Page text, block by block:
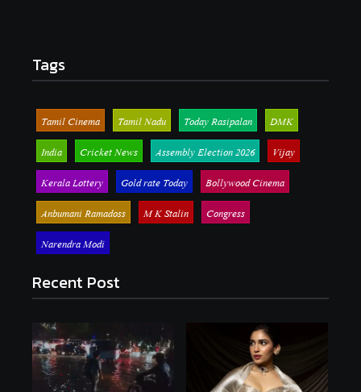
Tags
Tamil Cinema Tamil Nadu Today Rasipalan
DMK
India
Cricket News Assembly Election 2026
Vijay
Kerala Lottery
Gold rate Today
Bollywood Cinema
Anbumani Ramadoss
M K Stalin
Congress
Narendra Modi
Recent Post